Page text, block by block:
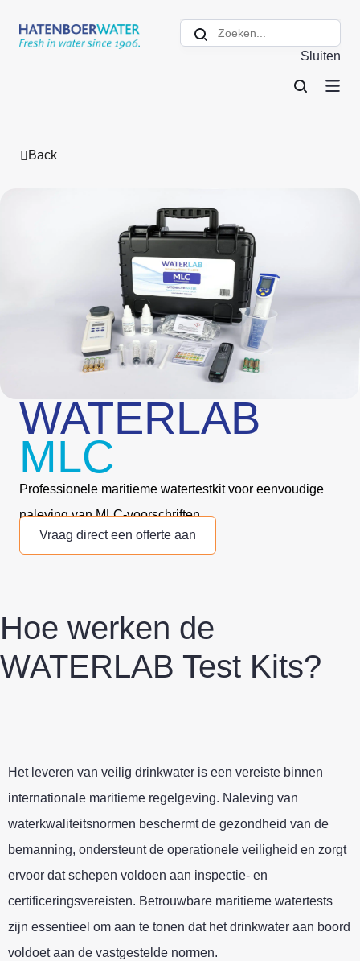
Sluiten
Back
WATERLAB
MLC
Professionele maritieme watertestkit voor eenvoudige
naleving van MLC‑voorschriften.
Vraag direct een offerte aan
Hoe werken de
WATERLAB Test Kits?
Het leveren van veilig drinkwater is een vereiste binnen
internationale maritieme regelgeving. Naleving van
waterkwaliteitsnormen beschermt de gezondheid van de
bemanning, ondersteunt de operationele veiligheid en zorgt
ervoor dat schepen voldoen aan inspectie‑ en
certificeringsvereisten. Betrouwbare maritieme watertests
zijn essentieel om aan te tonen dat het drinkwater aan boord
voldoet aan de vastgestelde normen.